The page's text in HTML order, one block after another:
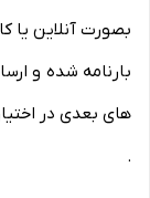
بصورت آنلاین یا
بارنامه شده و
های بعدی در
.